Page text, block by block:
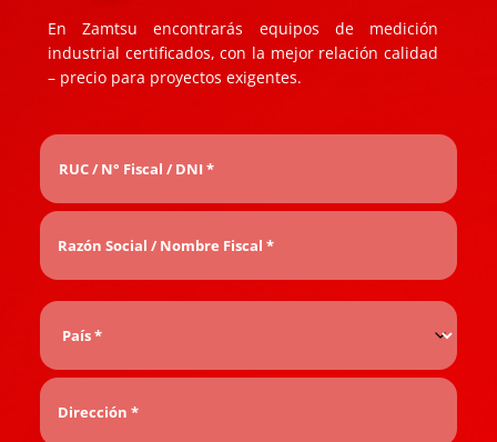
En Zamtsu encontrarás equipos de medición
industrial certificados, con la mejor relación calidad
– precio para proyectos exigentes.